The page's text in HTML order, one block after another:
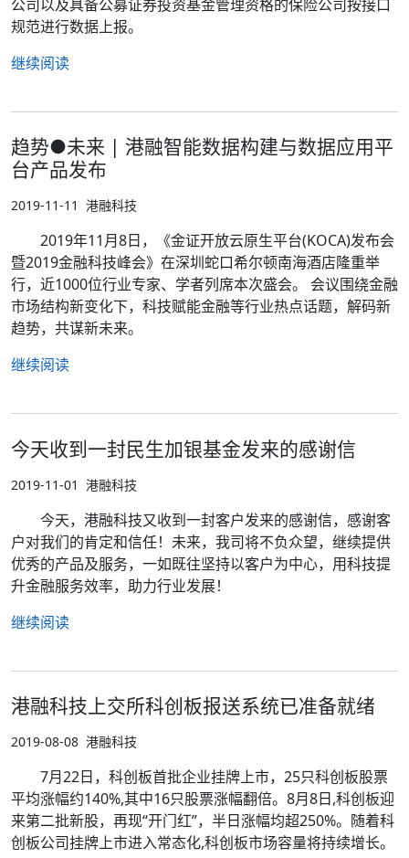
公司以及具备公募证券投资基金管理资格的保险公司按接口
规范进行数据上报。
继续阅读
趋势●未来 | 港融智能数据构建与数据应用平
台产品发布
2019-11-11 港融科技
2019年11月8日，《金证开放云原生平台(KOCA)发布会
暨2019金融科技峰会》在深圳蛇口希尔顿南海酒店隆重举
行，近1000位行业专家、学者列席本次盛会。 会议围绕金融
市场结构新变化下，科技赋能金融等行业热点话题，解码新
趋势，共谋新未来。
继续阅读
今天收到一封民生加银基金发来的感谢信
2019-11-01 港融科技
今天，港融科技又收到一封客户发来的感谢信，感谢客
户对我们的肯定和信任！未来，我司将不负众望，继续提供
优秀的产品及服务，一如既往坚持以客户为中心，用科技提
升金融服务效率，助力行业发展！
继续阅读
港融科技上交所科创板报送系统已准备就绪
2019-08-08 港融科技
7月22日，科创板首批企业挂牌上市，25只科创板股票
平均涨幅约140%,其中16只股票涨幅翻倍。8月8日,科创板迎
来第二批新股，再现“开门红”，半日涨幅均超250%。随着科
创板公司挂牌上市进入常态化,科创板市场容量将持续增长。